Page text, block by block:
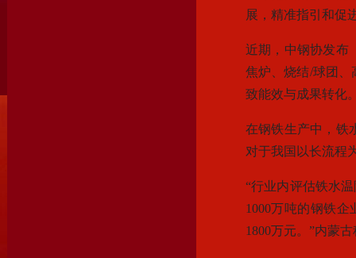
展，精准指引和促
近期，中钢协发布
焦炉、烧结/球团、
致能效与成果转化
在钢铁生产中，铁
对于我国以长流程
“行业内评估铁水
1000万吨的钢铁
1800万元。”内蒙